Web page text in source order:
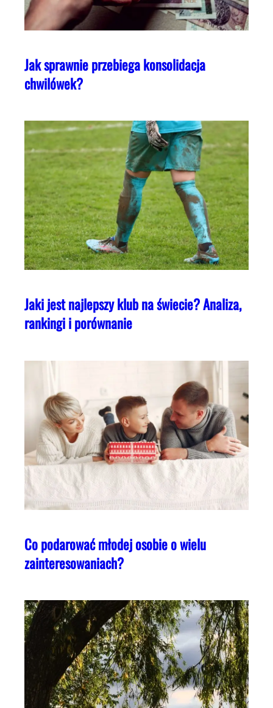
Jak sprawnie przebiega konsolidacja
chwilówek?
Jaki jest najlepszy klub na świecie? Analiza,
rankingi i porównanie
Co podarować młodej osobie o wielu
zainteresowaniach?